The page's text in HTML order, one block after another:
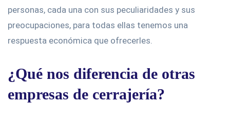
personas, cada una con sus peculiaridades y sus
preocupaciones, para todas ellas tenemos una
respuesta económica que ofrecerles.
¿Qué nos diferencia de otras
empresas de cerrajería?